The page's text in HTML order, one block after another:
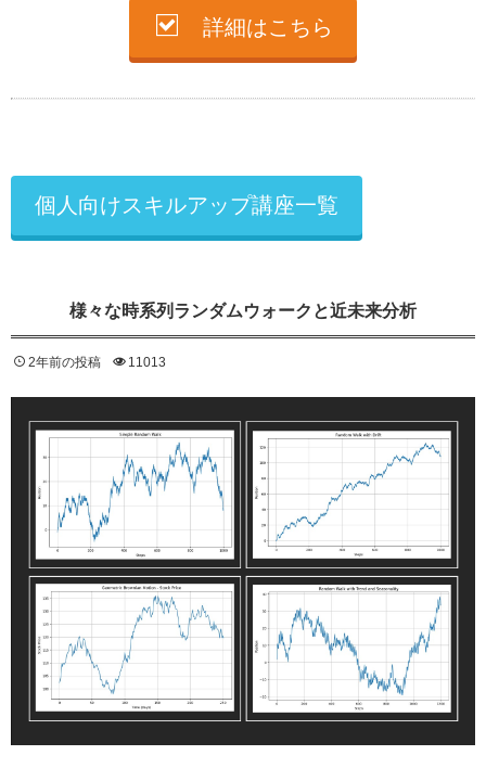
詳細はこちら
個人向けスキルアップ講座一覧
様々な時系列ランダムウォークと近未来分析
2年前の投稿 11013